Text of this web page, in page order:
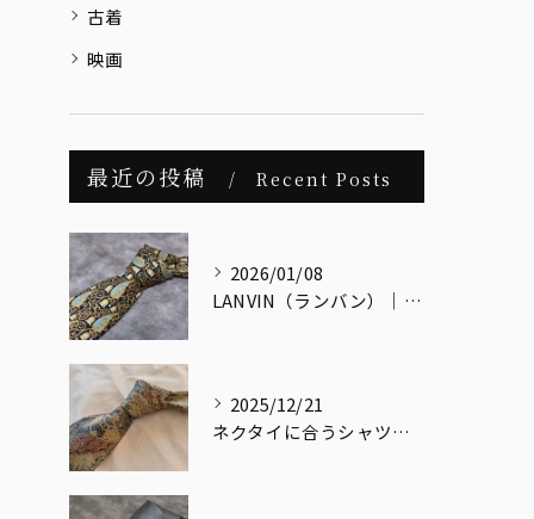
古着
映画
最近の投稿 Recent Posts
2026/01/08
LANVIN（ランバン）｜メンズヴィンテージの視点で読み解く、最古のクチュールメゾン
2025/12/21
ネクタイに合うシャツ・合わないシャツとは？